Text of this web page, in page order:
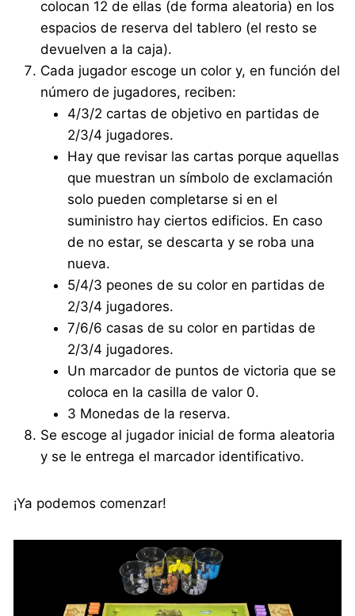
colocan 12 de ellas (de forma aleatoria) en los
espacios de reserva del tablero (el resto se
devuelven a la caja).
Cada jugador escoge un color y, en función del
número de jugadores, reciben:
4/3/2 cartas de objetivo en partidas de
2/3/4 jugadores.
Hay que revisar las cartas porque aquellas
que muestran un símbolo de exclamación
solo pueden completarse si en el
suministro hay ciertos edificios. En caso
de no estar, se descarta y se roba una
nueva.
5/4/3 peones de su color en partidas de
2/3/4 jugadores.
7/6/6 casas de su color en partidas de
2/3/4 jugadores.
Un marcador de puntos de victoria que se
coloca en la casilla de valor 0.
3 Monedas de la reserva.
Se escoge al jugador inicial de forma aleatoria
y se le entrega el marcador identificativo.
¡Ya podemos comenzar!